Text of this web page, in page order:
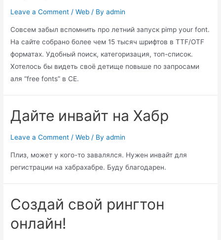
Leave a Comment /Web / Byadmin
Совсем забыл вспомнить про летний запуск pimp your font.
На сайте собрано более чем 15 тысяч шрифтов в TTF/OTF
форматах. Удобный поиск, категоризация, топ-список.
Хотелось бы видеть своё детище повыше по запросами
аля “free fonts” в СЕ.
Дайте инвайт на Хабр
Leave a Comment /Web / Byadmin
Плиз, может у кого-то завалялся. Нужен инвайт для
регистрации на хабрахабре. Буду благодарен.
Создай свой рингтон
онлайн!